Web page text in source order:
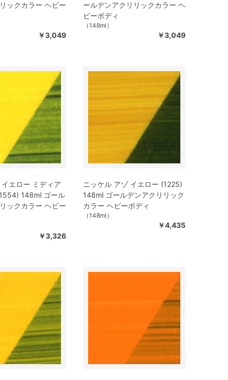
ックカラー ヘビー
￥3,049
ールデンアクリリックカラー ヘ
ビーボディ
（148ml）
￥3,049
エロー ミディア
148ml ゴール
ックカラー ヘビー
￥3,326
ニッケル アゾ イエロー (1225)
148ml ゴールデンアクリリック
カラー ヘビーボディ
（148ml）
￥4,435